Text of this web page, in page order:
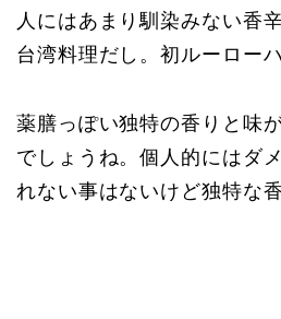
人にはあまり馴染みない香
台湾料理だし。初ルーローハ
薬膳っぽい独特の香りと味
でしょうね。個人的にはダ
れない事はないけど独特な